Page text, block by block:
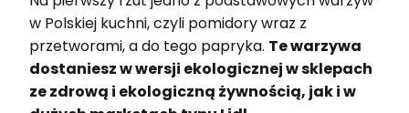
w Polskiej kuchni, czyli pomidory wraz z
przetworami, a do tego papryka. Te warzywa
dostaniesz w wersji ekologicznej w sklepach
ze zdrową i ekologiczną żywnością, jak i w